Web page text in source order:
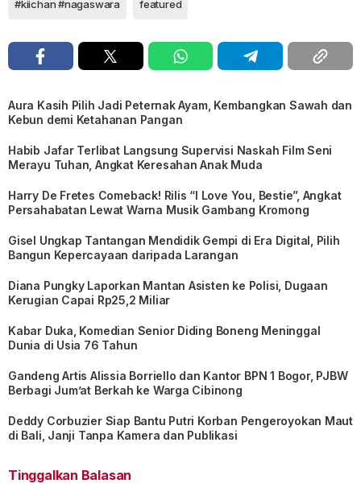
#kiichan #nagaswara featured
Aura Kasih Pilih Jadi Peternak Ayam, Kembangkan Sawah dan
Kebun demi Ketahanan Pangan
Habib Jafar Terlibat Langsung Supervisi Naskah Film Seni
Merayu Tuhan, Angkat Keresahan Anak Muda
Harry De Fretes Comeback! Rilis “I Love You, Bestie”, Angkat
Persahabatan Lewat Warna Musik Gambang Kromong
Gisel Ungkap Tantangan Mendidik Gempi di Era Digital, Pilih
Bangun Kepercayaan daripada Larangan
Diana Pungky Laporkan Mantan Asisten ke Polisi, Dugaan
Kerugian Capai Rp25,2 Miliar
Kabar Duka, Komedian Senior Diding Boneng Meninggal
Dunia di Usia 76 Tahun
Gandeng Artis Alissia Borriello dan Kantor BPN 1 Bogor, PJBW
Berbagi Jum’at Berkah ke Warga Cibinong
Deddy Corbuzier Siap Bantu Putri Korban Pengeroyokan Maut
di Bali, Janji Tanpa Kamera dan Publikasi
Tinggalkan Balasan